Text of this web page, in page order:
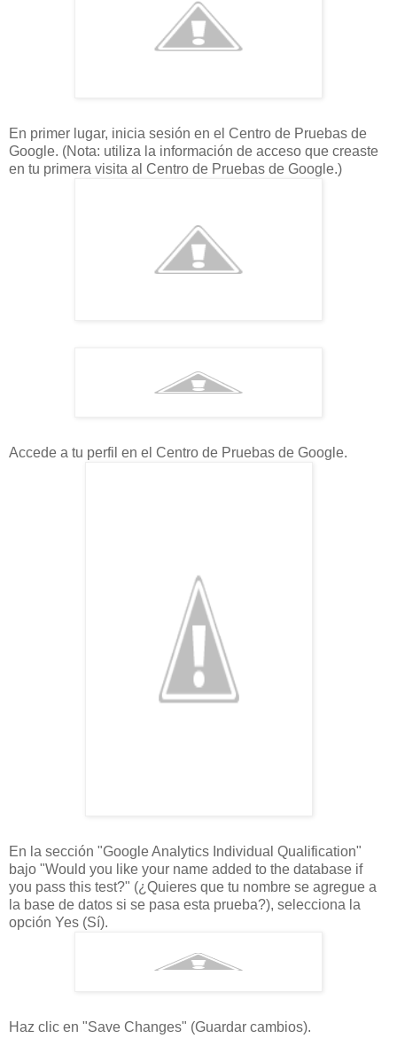
En primer lugar, inicia sesión en el Centro de Pruebas de
Google. (Nota: utiliza la información de acceso que creaste
en tu primera visita al Centro de Pruebas de Google.)
Accede a tu perfil en el Centro de Pruebas de Google.
En la sección "Google Analytics Individual Qualification"
bajo "Would you like your name added to the database if
you pass this test?" (¿Quieres que tu nombre se agregue a
la base de datos si se pasa esta prueba?), selecciona la
opción Yes (Sí).
Haz clic en "Save Changes" (Guardar cambios).